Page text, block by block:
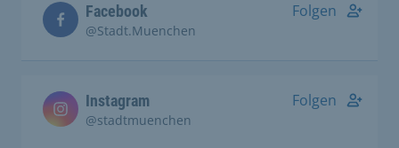
Facebook
@Stadt.Muenchen
Folgen
Instagram
@stadtmuenchen
Folgen